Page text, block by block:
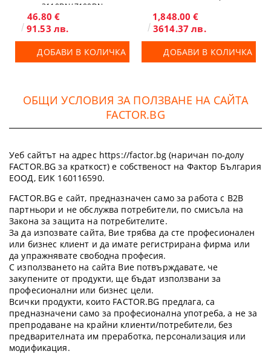
3110DN/ 7100DN
46.80 €
91.53 лв.
ДОБАВИ В КОЛИЧКА
1,848.00 €
3614.37 лв.
ДОБАВИ В КОЛИЧКА
ОБЩИ УСЛОВИЯ ЗА ПОЛЗВАНЕ НА САЙТА
FACTOR.BG
Уеб сайтът на адрес https://factor.bg (наричан по-долу
FACTOR.BG за краткост) е собственост на Фактор България
ЕООД, ЕИК 160116590.
FACTOR.BG е сайт, предназначен само за работа с B2B
партньори и не обслужва потребители, по смисъла на
Закона за защита на потребителите.
За да изпозвате сайта, Вие трябва да сте професионален
или бизнес клиент и да имате регистрирана фирма или
да упражнявате свободна професия.
С използването на сайта Вие потвърждавате, че
закупените от продукти, ще бъдат използвани за
професионални или бизнес цели.
Всички продукти, които FACTOR.BG предлага, са
предназначени само за професионална употреба, а не за
препродаване на крайни клиенти/потребители, без
предварителната им преработка, персонализация или
модификация.